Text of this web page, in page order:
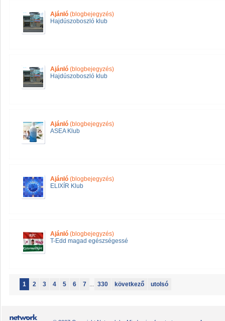
Ajánló (blogbejegyzés)
Hajdúszoboszló klub
Ajánló (blogbejegyzés)
Hajdúszoboszló klub
Ajánló (blogbejegyzés)
ASEA Klub
Ajánló (blogbejegyzés)
ELIXÍR Klub
Ajánló (blogbejegyzés)
T-Edd magad egészségessé
1 2 3 4 5 6 7 ... 330 következő utolsó